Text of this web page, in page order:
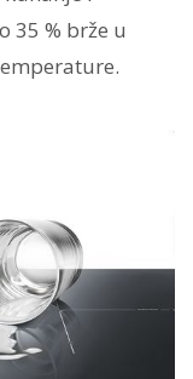
35 % brže u